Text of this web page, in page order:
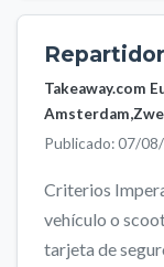
Takeaway.com
Publicado: 07/
Criterios
vehículo o
tarjeta de